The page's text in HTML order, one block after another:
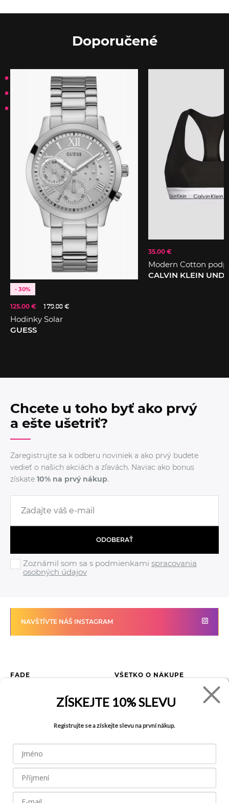
Doporučené
- 30%
125.00 € 179.00 €
Hodinky Solar
GUESS
35.00 €
Modern Cotton
CALVIN KLEIN
Chcete u toho byť ako prvý
a ešte ušetriť?
Zaregistrujte sa k odberu noviniek a ako prvý budete
vedieť o našich akciách a zľavách. Naviac ako bonus
získate 10% na prvý nákup.
ODOBERAŤ
Zoznámil som sa s podmienkami spracovania
osobných údajov
NAVŠTÍVTE NÁŠ INSTAGRAM
FADE
Blog
VŠETKO O NÁKUPE
Ako reklamovať tovar
Tabuľka veľkostí
ZÍSKEJTE 10% SLEVU
Registrujte se a získejte slevu na první nákup.